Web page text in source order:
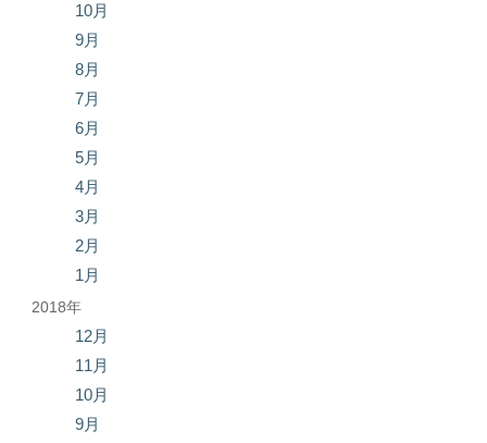
10月
9月
8月
7月
6月
5月
4月
3月
2月
1月
2018年
12月
11月
10月
9月